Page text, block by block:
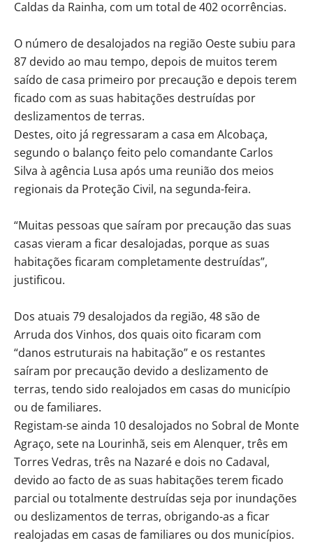
Caldas da Rainha, com um total de 402 ocorrências.
O número de desalojados na região Oeste subiu para
87 devido ao mau tempo, depois de muitos terem
saído de casa primeiro por precaução e depois terem
ficado com as suas habitações destruídas por
deslizamentos de terras.
Destes, oito já regressaram a casa em Alcobaça,
segundo o balanço feito pelo comandante Carlos
Silva à agência Lusa após uma reunião dos meios
regionais da Proteção Civil, na segunda-feira.
“Muitas pessoas que saíram por precaução das suas
casas vieram a ficar desalojadas, porque as suas
habitações ficaram completamente destruídas”,
justificou.
Dos atuais 79 desalojados da região, 48 são de
Arruda dos Vinhos, dos quais oito ficaram com
“danos estruturais na habitação” e os restantes
saíram por precaução devido a deslizamento de
terras, tendo sido realojados em casas do município
ou de familiares.
Registam-se ainda 10 desalojados no Sobral de Monte
Agraço, sete na Lourinhã, seis em Alenquer, três em
Torres Vedras, três na Nazaré e dois no Cadaval,
devido ao facto de as suas habitações terem ficado
parcial ou totalmente destruídas seja por inundações
ou deslizamentos de terras, obrigando-as a ficar
realojadas em casas de familiares ou dos municípios.